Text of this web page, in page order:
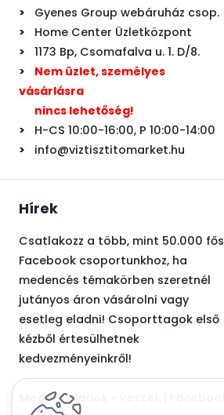
> Gyenes Group webáruház csop.
> Home Center Üzletközpont
> 1173 Bp, Csomafalva u. 1. D/8.
> Nem üzlet, személyes
vásárlásra
nincs lehetőség!
> H-CS 10:00-16:00, P 10:00-14:00
> info@viztisztitomarket.hu
Hírek
Csatlakozz a több, mint 50.000 fős
Facebook csoportunkhoz, ha
medencés témakörben szeretnél
jutányos áron vásárolni vagy
esetleg eladni! Csoporttagok első
kézből értesülhetnek
kedvezményeinkről!
Medence adok - veszek | Facebook